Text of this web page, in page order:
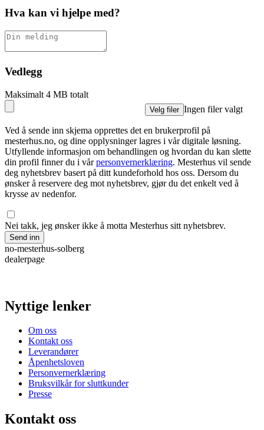
Hva kan vi hjelpe med?
Vedlegg
Maksimalt 4 MB totalt
Velg filer Ingen filer valgt
Ved å sende inn skjema opprettes det en brukerprofil på
mesterhus.no, og dine opplysninger lagres i vår digitale løsning.
Utfyllende informasjon om behandlingen og hvordan du kan slette
din profil finner du i vår personvernerklæring. Mesterhus vil sende
deg nyhetsbrev basert på ditt kundeforhold hos oss. Dersom du
ønsker å reservere deg mot nyhetsbrev, gjør du det enkelt ved å
krysse av nedenfor.
Nei takk, jeg ønsker ikke å motta Mesterhus sitt nyhetsbrev.
Send inn
no-mesterhus-solberg
dealerpage
Nyttige lenker
Om oss
Kontakt oss
Leverandører
Åpenhetsloven
Personvernerklæring
Bruksvilkår for sluttkunder
Presse
Kontakt oss